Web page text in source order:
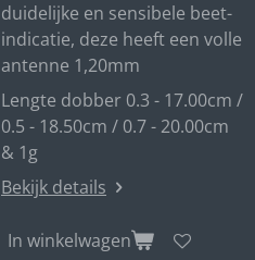
duidelijke en sensibele beet-
indicatie, deze heeft een volle
antenne 1,20mm
Lengte dobber 0.3 - 17.00cm /
0.5 - 18.50cm / 0.7 - 20.00cm
& 1g
Bekijk details
In winkelwagen